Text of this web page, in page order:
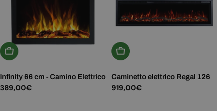
Aggiungi Al Carrello
Infinity 66 cm - Camino Elettrico
Prezzo
389,00€
Aggiungi Al Carrello
Caminetto elettrico Regal 126
Prezzo
919,00€